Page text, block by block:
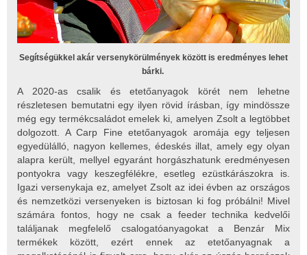
Segítségükkel akár versenykörülmények között is eredményes lehet
bárki.
A 2020-as csalik és etetőanyagok körét nem lehetne
részletesen bemutatni egy ilyen rövid írásban, így mindössze
még egy termékcsaládot emelek ki, amelyen Zsolt a legtöbbet
dolgozott. A Carp Fine etetőanyagok aromája egy teljesen
egyedülálló, nagyon kellemes, édeskés illat, amely egy olyan
alapra került, mellyel egyaránt horgászhatunk eredményesen
pontyokra vagy keszegfélékre, esetleg ezüstkárászokra is.
Igazi versenykaja ez, amelyet Zsolt az idei évben az országos
és nemzetközi versenyeken is biztosan ki fog próbálni! Mivel
számára fontos, hogy ne csak a feeder technika kedvelői
találjanak megfelelő csalogatóanyagokat a Benzár Mix
termékek között, ezért ennek az etetőanyagnak a